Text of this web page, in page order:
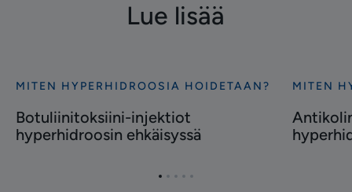
Lue lisää
Tutustu
Botuliinitoksiini-
injektiot
MITEN HYPERHIDROOSIA HOIDETAAN?
Botuliinitoksiini-injektiot
hyperhidroosin ehkäisyssä
Tutustu
lääkitys
MITEN
Siirry
Siirry
Siirry
Siirry
Siirry